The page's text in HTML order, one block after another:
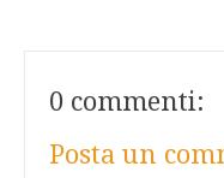
0 commenti:
Posta un